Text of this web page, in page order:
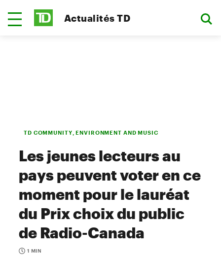
Actualités TD
TD COMMUNITY, ENVIRONMENT AND MUSIC
Les jeunes lecteurs au
pays peuvent voter en ce
moment pour le lauréat
du Prix choix du public
de Radio-Canada
1 MIN